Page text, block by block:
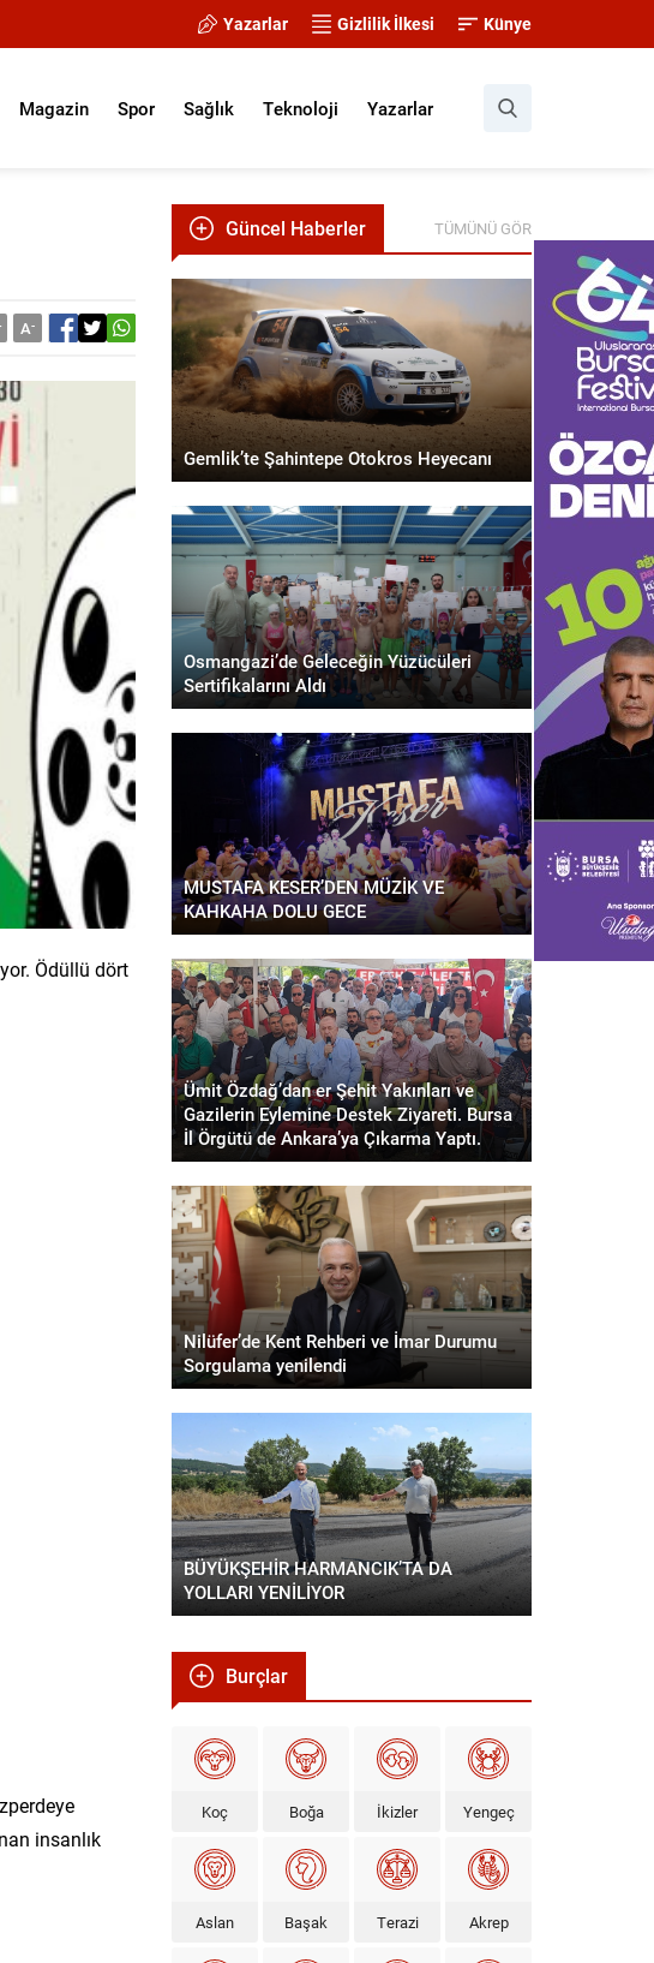
Yazarlar Gizlilik İlkesi Künye
Magazin Spor Sağlık Teknoloji Yazarlar
A-
Ödüllü dört
insanlık
Güncel Haberler TÜMÜNÜ GÖR
Gemlik’te Şahintepe Otokros Heyecanı
Osmangazi’de Geleceğin Yüzücüleri
Sertifikalarını Aldı
MUSTAFA KESER’DEN MÜZİK VE
KAHKAHA DOLU GECE
Ümit Özdağ’dan er Şehit Yakınları ve
Gazilerin Eylemine Destek Ziyareti. Bursa
İl Örgütü de Ankara’ya Çıkarma Yaptı.
Nilüfer’de Kent Rehberi ve İmar Durumu
Sorgulama yenilendi
BÜYÜKŞEHİR HARMANCIK’TA DA
YOLLARI YENİLİYOR
Burçlar
Koç Boğa İkizler Yengeç
Aslan Başak Terazi Akrep